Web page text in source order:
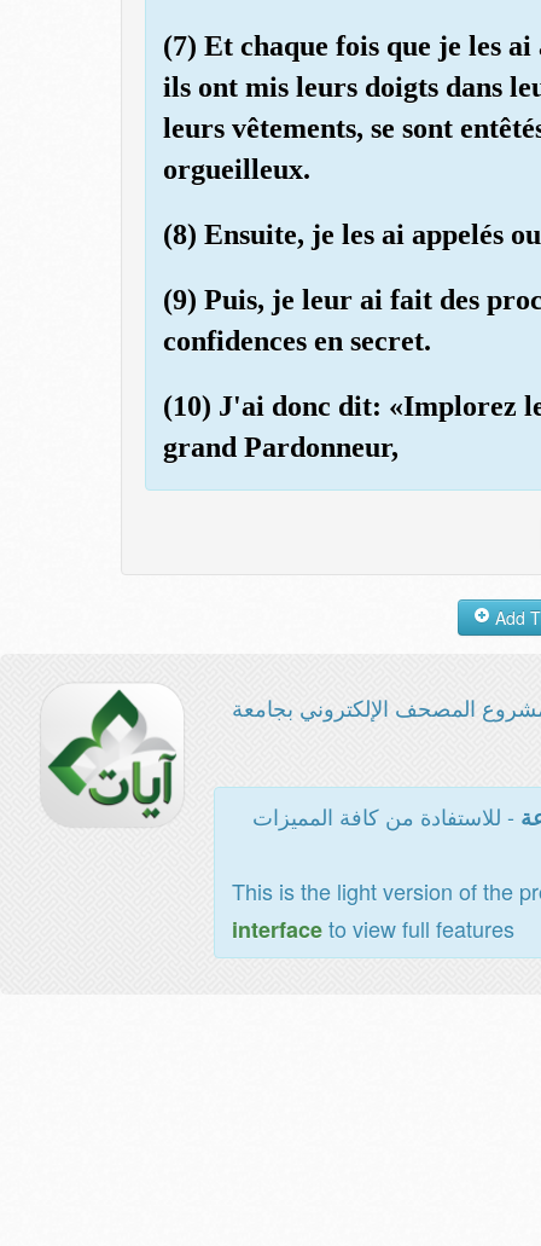
(7) Et chaque fois que je les
ils ont mis leurs doigts dans
leurs vêtements, se sont
orgueilleux.
(8) Ensuite, je les ai appelés
(9) Puis, je leur ai fait des
confidences en secret.
(10) J'ai donc dit: «Implorez
grand Pardonneur,
المصحف الإلكتروني بجامعة
- للاستفادة من كافة المميزات
This is the light version of the
interfaceto view full features